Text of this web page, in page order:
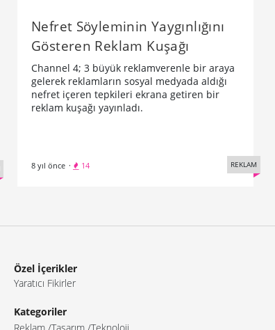
Nefret Söyleminin Yaygınlığını
Gösteren Reklam Kuşağı
Channel 4; 3 büyük reklamverenle bir araya
gelerek reklamların sosyal medyada aldığı
nefret içeren tepkileri ekrana getiren bir
reklam kuşağı yayınladı.
8 yıl önce · 14 REKLAM
Özel İçerikler
Yaratıcı Fikirler
Kategoriler